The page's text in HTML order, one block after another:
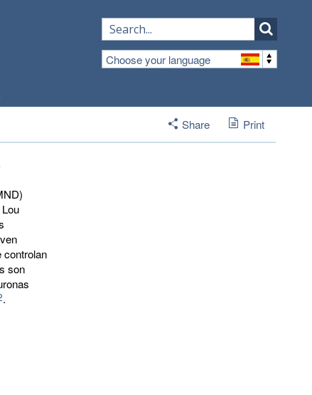
Choose your language
Share Print
controlan
son
.